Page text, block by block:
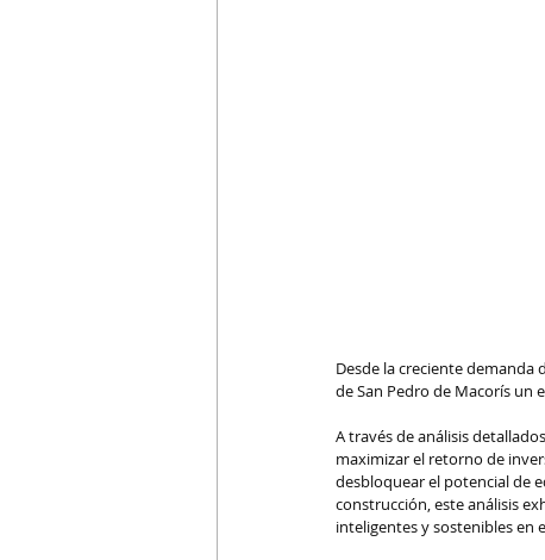
Desde la creciente demanda
de San Pedro de Macorís un
A través de análisis
maximizar el retorno de
desbloquear el potencial de
construcción, este análisis
inteligentes y sostenibles en